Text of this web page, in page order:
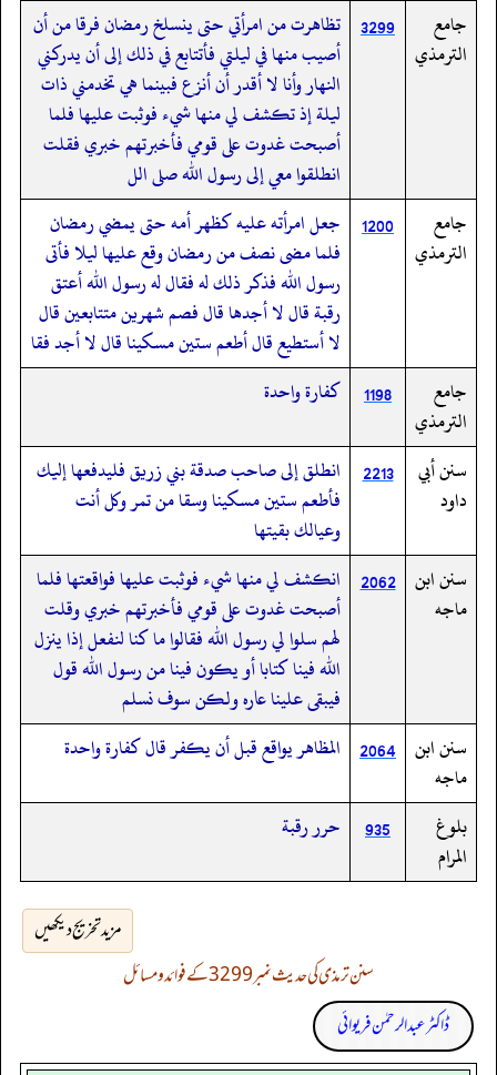
جامع
الترمذي
3299 تظاهرت من امرأتي حتى ينسلخ رمضان فرقا من أن
أصيب منها في ليلتي فأتتابع في ذلك إلى أن يدركني
النهار وأنا لا أقدر أن أنزع فبينما هي تخدمني ذات
ليلة إذ تكشف لي منها شيء فوثبت عليها فلما
أصبحت غدوت على قومي فأخبرتهم خبري فقلت
انطلقوا معي إلى رسول الله صلى الل
جامع
الترمذي
1200
جعل امرأته عليه كظهر أمه حتى يمضي رمضان
فلما مضى نصف من رمضان وقع عليها ليلا فأتى
رسول الله فذكر ذلك له فقال له رسول الله أعتق
رقبة قال لا أجدها قال فصم شهرين متتابعين قال
لا أستطيع قال أطعم ستين مسكينا قال لا أجد فقا
جامع
الترمذي
1198 كفارة واحدة
سنن أبي
داود
2213
انطلق إلى صاحب صدقة بني زريق فليدفعها إليك
فأطعم ستين مسكينا وسقا من تمر وكل أنت
وعيالك بقيتها
سنن ابن
ماجه
2062 انكشف لي منها شيء فوثبت عليها فواقعتها فلما
أصبحت غدوت على قومي فأخبرتهم خبري وقلت
لهم سلوا لي رسول الله فقالوا ما كنا لنفعل إذا ينزل
الله فينا كتابا أو يكون فينا من رسول الله قول
فيبقى علينا عاره ولكن سوف نسلم
سنن ابن
ماجه
2064 المظاهر يواقع قبل أن يكفر قال كفارة واحدة
بلوغ
المرام
935 حرر رقبة
مزید تخریج دیکھیں
سنن ترمذی کی حدیث نمبر 3299 کے فوائد و مسائل
ڈاکٹر عبدالرحمٰن فریوائی